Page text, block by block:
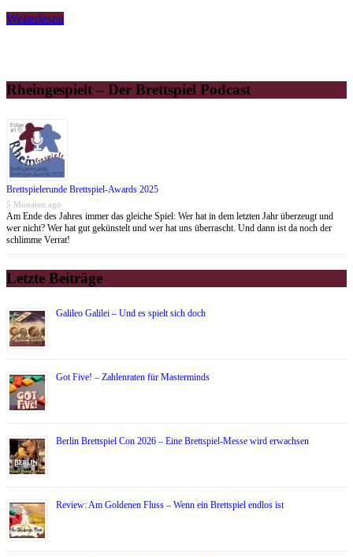
Weiterlesen
Rheingespielt – Der Brettspiel Podcast
Brettspielerunde Brettspiel-Awards 2025
5 Monaten ago
Am Ende des Jahres immer das gleiche Spiel: Wer hat in dem letzten Jahr überzeugt und
wer nicht? Wer hat gut gekünstelt und wer hat uns überrascht. Und dann ist da noch der
schlimme Verrat!
Letzte Beiträge
Galileo Galilei – Und es spielt sich doch
Got Five! – Zahlenraten für Masterminds
Berlin Brettspiel Con 2026 – Eine Brettspiel-Messe wird erwachsen
Review: Am Goldenen Fluss – Wenn ein Brettspiel endlos ist